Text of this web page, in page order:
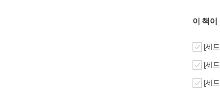
이 책이
[세
[세
[세